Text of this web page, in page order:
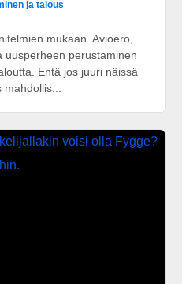
ja talous
mukaan. Avioero,
uusperheen perustaminen
Entä jos juuri näissä